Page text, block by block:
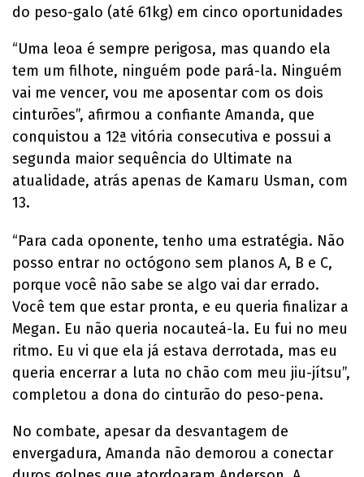
do peso-galo (até 61kg) em cinco oportunidades
“Uma leoa é sempre perigosa, mas quando ela
tem um filhote, ninguém pode pará-la. Ninguém
vai me vencer, vou me aposentar com os dois
cinturões”, afirmou a confiante Amanda, que
conquistou a 12ª vitória consecutiva e possui a
segunda maior sequência do Ultimate na
atualidade, atrás apenas de Kamaru Usman, com
13.
“Para cada oponente, tenho uma estratégia. Não
posso entrar no octógono sem planos A, B e C,
porque você não sabe se algo vai dar errado.
Você tem que estar pronta, e eu queria finalizar a
Megan. Eu não queria nocauteá-la. Eu fui no meu
ritmo. Eu vi que ela já estava derrotada, mas eu
queria encerrar a luta no chão com meu jiu-jítsu”,
completou a dona do cinturão do peso-pena.
No combate, apesar da desvantagem de
envergadura, Amanda não demorou a conectar